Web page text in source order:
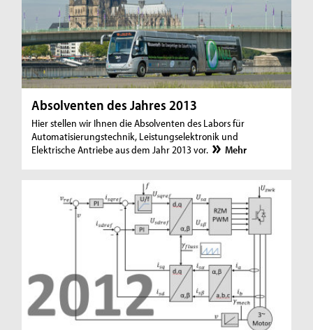
Absolventen des Jahres 2013
Hier stellen wir Ihnen die Absolventen des Labors für
Automatisierungstechnik, Leistungselektronik und
Elektrische Antriebe aus dem Jahr 2013 vor.
Mehr